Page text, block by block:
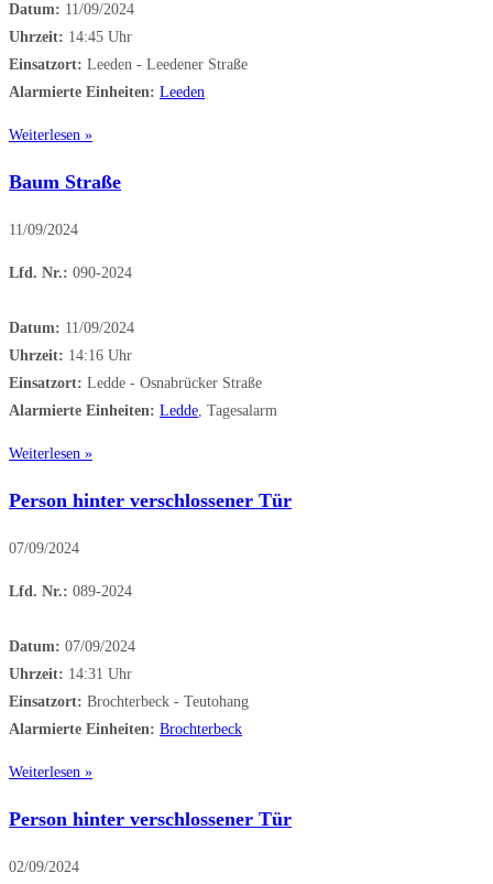
Datum: 11/09/2024
Uhrzeit: 14:45 Uhr
Einsatzort: Leeden - Leedener Straße
Alarmierte Einheiten: Leeden
Weiterlesen »
Baum Straße
11/09/2024
Lfd. Nr.: 090-2024
Datum: 11/09/2024
Uhrzeit: 14:16 Uhr
Einsatzort: Ledde - Osnabrücker Straße
Alarmierte Einheiten: Ledde, Tagesalarm
Weiterlesen »
Person hinter verschlossener Tür
07/09/2024
Lfd. Nr.: 089-2024
Datum: 07/09/2024
Uhrzeit: 14:31 Uhr
Einsatzort: Brochterbeck - Teutohang
Alarmierte Einheiten: Brochterbeck
Weiterlesen »
Person hinter verschlossener Tür
02/09/2024